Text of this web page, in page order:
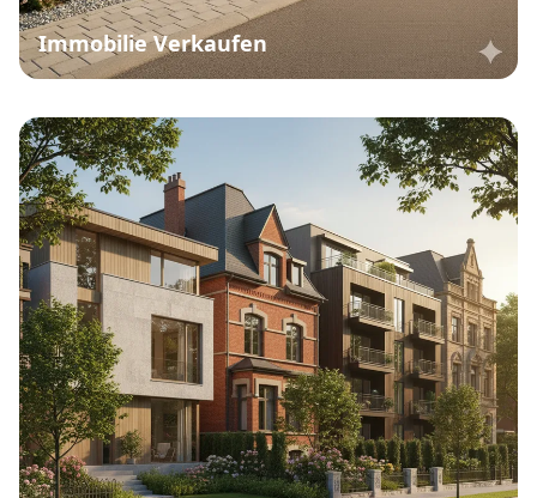
Immobilie Verkaufen